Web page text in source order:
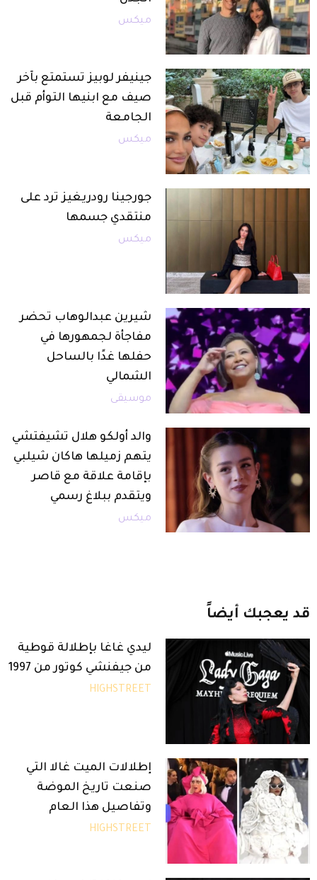
ميكس
جينيفر لوبيز تستمتع بآخر
صيف مع ابنيها التوأم قبل
الجامعة
ميكس
جورجينا رودريغيز ترد على
منتقدي جسمها
ميكس
شيرين عبدالوهاب تحضر
مفاجأة لجمهورها في
حفلها غدًا بالساحل
الشمالي
موسيقى
والد أولكو هلال تشيفتشي
يتهم زميلها هاكان شيلبي
بإقامة علاقة مع قاصر
ويتقدم ببلاغ رسمي
ميكس
قد يعجبك أيضاً
ليدي غاغا بإطلالة قوطية
من جيفنشي كوتور من 1997
HIGHSTREET
إطلالات الميت غالا التي
صنعت تاريخ الموضة
وتفاصيل هذا العام
HIGHSTREET